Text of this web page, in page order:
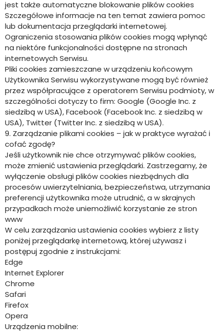
jest także automatyczne blokowanie plików cookies
Szczegółowe informacje na ten temat zawiera pomoc
lub dokumentacja przeglądarki internetowej.
Ograniczenia stosowania plików cookies mogą wpłynąć
na niektóre funkcjonalności dostępne na stronach
internetowych Serwisu.
Pliki cookies zamieszczane w urządzeniu końcowym
Użytkownika Serwisu wykorzystywane mogą być również
przez współpracujące z operatorem Serwisu podmioty, w
szczególności dotyczy to firm: Google (Google Inc. z
siedzibą w USA), Facebook (Facebook Inc. z siedzibą w
USA), Twitter (Twitter Inc. z siedzibą w USA).
9. Zarządzanie plikami cookies – jak w praktyce wyrażać i
cofać zgodę?
Jeśli użytkownik nie chce otrzymywać plików cookies,
może zmienić ustawienia przeglądarki. Zastrzegamy, że
wyłączenie obsługi plików cookies niezbędnych dla
procesów uwierzytelniania, bezpieczeństwa, utrzymania
preferencji użytkownika może utrudnić, a w skrajnych
przypadkach może uniemożliwić korzystanie ze stron
www
W celu zarządzania ustawienia cookies wybierz z listy
poniżej przeglądarkę internetową, której używasz i
postępuj zgodnie z instrukcjami:
Edge
Internet Explorer
Chrome
Safari
Firefox
Opera
Urządzenia mobilne: